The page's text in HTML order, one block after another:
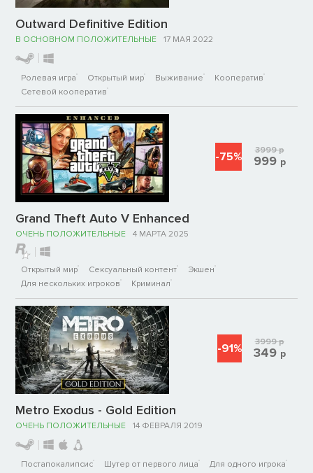
Outward Definitive Edition
В ОСНОВНОМ ПОЛОЖИТЕЛЬНЫЕ 17 МАЯ 2022
Ролевая игра Открытый мир Выживание
Кооператив
Сетевой кооператив
Grand Theft Auto V Enhanced
ОЧЕНЬ ПОЛОЖИТЕЛЬНЫЕ 4 МАРТА 2025
Открытый мир Сексуальный контент
Экшен
Для нескольких игроков
Криминал
-75% 3999р
999 р
Metro Exodus - Gold Edition
ОЧЕНЬ ПОЛОЖИТЕЛЬНЫЕ 14 ФЕВРАЛЯ 2019
Постапокалипсис Шутер от первого лица
Для одного игрока
-91% 3999р
349 р